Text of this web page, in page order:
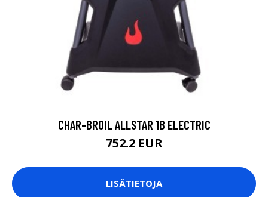
CHAR-BROIL ALLSTAR 1B ELECTRIC
752.2 EUR
LISÄTIETOJA